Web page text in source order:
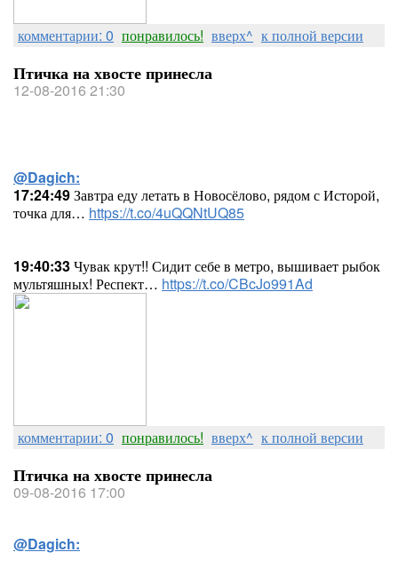
комментарии: 0 понравилось! вверх^ к полной версии
Птичка на хвосте принесла
12-08-2016 21:30
@Dagich:
17:24:49Завтра еду летать в Новосёлово, рядом с Исторой,
точка для… https://t.co/4uQQNtUQ85
19:40:33Чувак крут!! Сидит себе в метро, вышивает рыбок
мультяшных! Респект… https://t.co/CBcJo991Ad
комментарии: 0 понравилось! вверх^ к полной версии
Птичка на хвосте принесла
09-08-2016 17:00
@Dagich: